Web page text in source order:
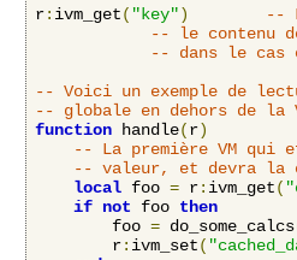
r: ivm_get( "key")
--
-- le contenu
-- dans le cas
-- Voici un exemple de
-- globale en dehors de la
function handle(r)
-- La première VM qui
-- valeur, et devra la
local foo = r: ivm_get(
if not foo then
        foo
= do_some_calcs
        r
: ivm_set(